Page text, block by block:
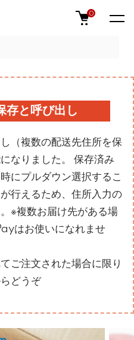
0
存と呼び出し
（複数の配送先住所を保
なりました。 保存済み
にプルダウン選択するこ
行えるため、住所入力の
※複数お届け先がある場
はお使いになれませ
ご注文された場合に限り
どうぞ